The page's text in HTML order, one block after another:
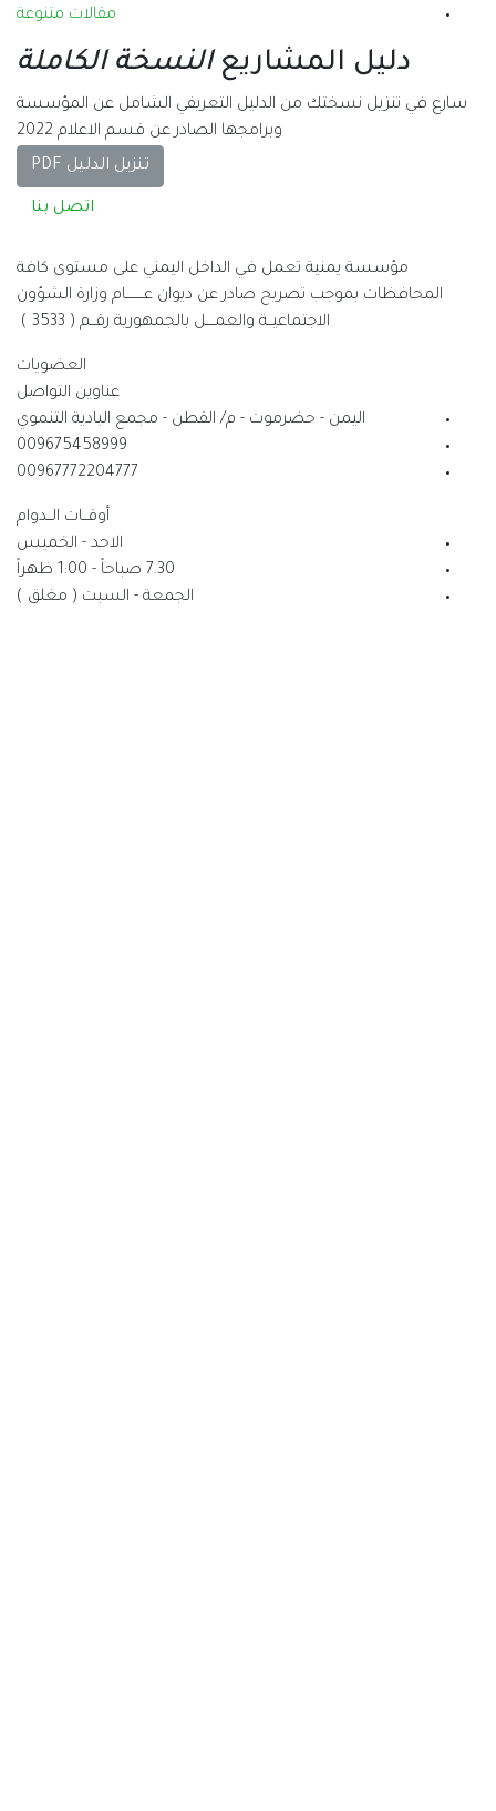
مقالات متنوعة
دليل المشاريعالنسخة الكاملة
سارع في تنزيل نسختك من الدليل التعريفي الشامل عن المؤسسة
وبرامجها الصادر عن قسم الاعلام 2022
تنزيل الدليل PDF
اتصل بنا
مؤسسة يمنية تعمل في الداخل اليمني على مستوى كافة
المحافظات بموجب تصريح صادر عن ديوان عــــــــام وزارة الشؤون
الاجتماعيــة والعمــــل بالجمهورية رقــم ( 3533 )
العضويات
عناوين التواصل
اليمن - حضرموت - م/ القطن - مجمع البادية التنموي
009675458999
00967772204777
أوقــات الــدوام
الاحد - الخميس
7.30 صباحاً - 1:00 ظهراً
الجمعة - السبت ( مغلق )